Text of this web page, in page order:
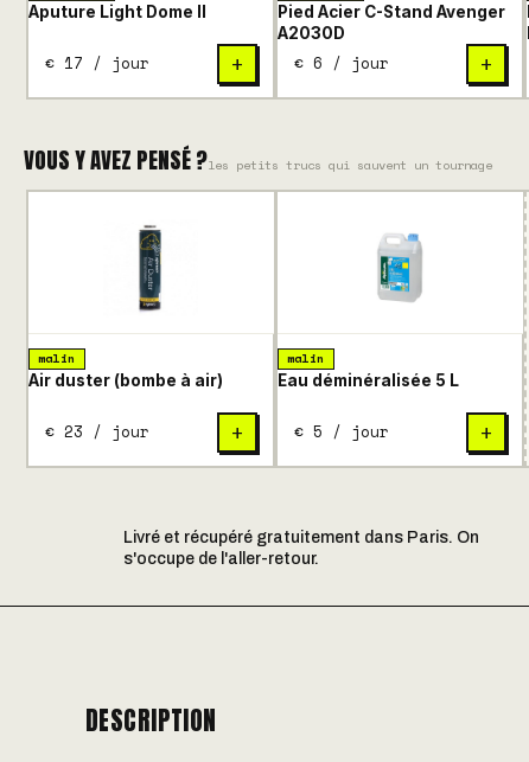
Aputure Light Dome II
€ 17 / jour +
Pied Acier C-Stand Avenger
A2030D
€ 6 / jour +
VOUS Y AVEZ PENSÉ ?les petits trucs qui sauvent un tournage
malin
Air duster (bombe à air)
€ 23 / jour +
malin
Eau déminéralisée 5 L
€ 5 / jour +
Livré et récupéré gratuitement dans Paris. On
s'occupe de l'aller-retour.
DESCRIPTION